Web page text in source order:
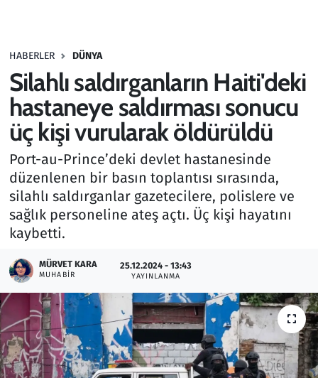
HABERLER DÜNYA
Silahlı saldırganların Haiti'deki
hastaneye saldırması sonucu
üç kişi vurularak öldürüldü
Port-au-Prince’deki devlet hastanesinde
düzenlenen bir basın toplantısı sırasında,
silahlı saldırganlar gazetecilere, polislere ve
sağlık personeline ateş açtı. Üç kişi hayatını
kaybetti.
MÜRVET KARA
MUHABIR
25.12.2024 - 13:43
YAYINLANMA
Haber
Kültür Sanat
Kurumsal Haberler
Lezzet Durağı
Memur ve Kamu
Otomobil
Oyun
Ramazan
Resmi İlanlar